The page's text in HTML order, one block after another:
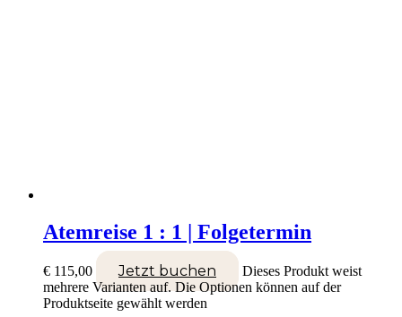
Atemreise 1 : 1 | Folgetermin
€ 115,00 Jetzt buchen
Dieses Produkt weist
mehrere Varianten auf. Die Optionen können auf der
Produktseite gewählt werden